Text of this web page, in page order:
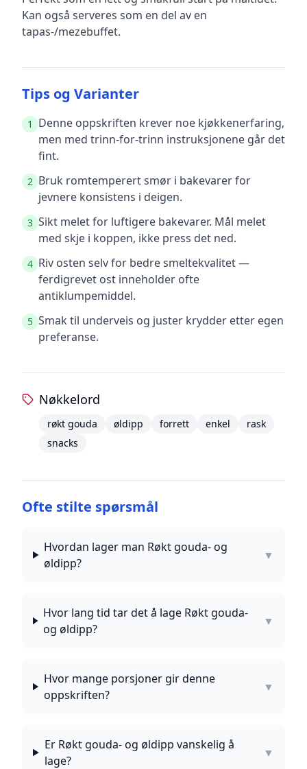
Kan også serveres som en del av en
tapas-/mezebuffet.
Tips og Varianter
1
Denne oppskriften krever noe kjøkkenerfaring,
men med trinn-for-trinn instruksjonene går det
fint.
2 Bruk romtemperert smør i bakevarer for
jevnere konsistens i deigen.
3 Sikt melet for luftigere bakevarer. Mål melet
med skje i koppen, ikke press det ned.
4 Riv osten selv for bedre smeltekvalitet —
ferdigrevet ost inneholder ofte
antiklumpemiddel.
5 Smak til underveis og juster krydder etter egen
preferanse.
Nøkkelord
røkt gouda øldipp forrett enkel
rask
snacks
Ofte stilte spørsmål
Hvordan lager man Røkt gouda- og
øldipp?
▼
Hvor lang tid tar det å lage Røkt gouda-
og øldipp?
▼
Hvor mange porsjoner gir denne
oppskriften?
▼
Er Røkt gouda- og øldipp vanskelig å
lage?
▼